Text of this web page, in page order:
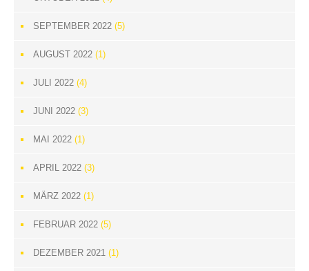
SEPTEMBER 2022 (5)
AUGUST 2022 (1)
JULI 2022 (4)
JUNI 2022 (3)
MAI 2022 (1)
APRIL 2022 (3)
MÄRZ 2022 (1)
FEBRUAR 2022 (5)
DEZEMBER 2021 (1)